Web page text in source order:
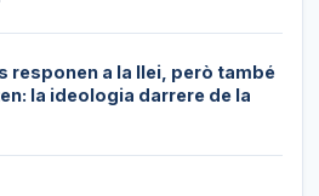
responen a la llei, però també
la ideologia darrere de la